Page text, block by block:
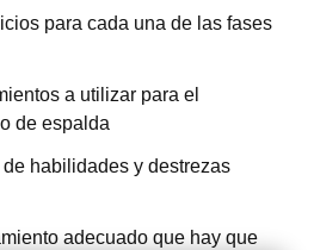
para cada una de las fases
a utilizar para el
de espalda
habilidades y destrezas
adecuado que hay que